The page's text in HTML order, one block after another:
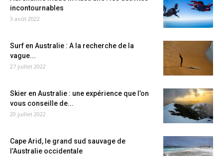
incontournables
3 août 2022
Surf en Australie : A la recherche de la
vague...
27 juillet 2022
Skier en Australie : une expérience que l’on
vous conseille de...
20 juillet 2022
Cape Arid, le grand sud sauvage de
l’Australie occidentale